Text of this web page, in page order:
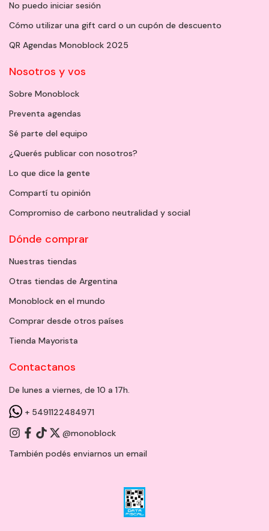
No puedo iniciar sesión
Cómo utilizar una gift card o un cupón de descuento
QR Agendas Monoblock 2025
Nosotros y vos
Sobre Monoblock
Preventa agendas
Sé parte del equipo
¿Querés publicar con nosotros?
Lo que dice la gente
Compartí tu opinión
Compromiso de carbono neutralidad y social
Dónde comprar
Nuestras tiendas
Otras tiendas de Argentina
Monoblock en el mundo
Comprar desde otros países
Tienda Mayorista
Contactanos
De lunes a viernes, de 10 a 17h.
+ 5491122484971
@monoblock
También podés enviarnos un email